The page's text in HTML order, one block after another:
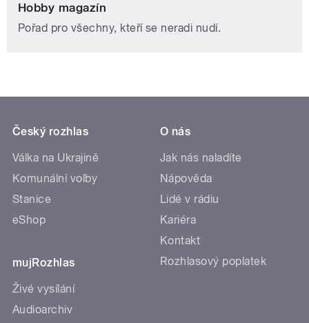
Hobby magazín
Pořad pro všechny, kteří se neradi nudí.
Český rozhlas
Válka na Ukrajině
Komunální volby
Stanice
eShop
mujRozhlas
Živé vysílání
Audioarchiv
O nás
Jak nás naladíte
Nápověda
Lidé v rádiu
Kariéra
Kontakt
Rozhlasový poplatek